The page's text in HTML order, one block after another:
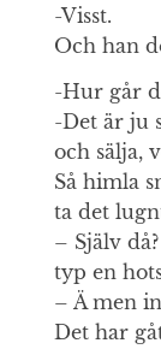
-Visst.
Och han
-Hur går
-Det är ju
och sälja,
Så himla
ta det
– Själv
typ en
– Ä men
Det har